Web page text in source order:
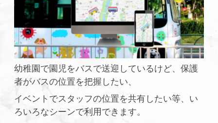
幼稚園で園児をバスで送迎しているけど、保護
者がバスの位置を把握したい、
イベントでスタッフの位置を共有したい等、い
ろいろなシーンで利用できます。